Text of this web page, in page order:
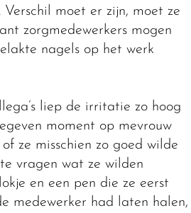
Verschil moet er zijn, moet ze
zorgmedewerkers mogen
nagels op het werk
liep de irritatie zo hoog
moment op mevrouw
ze misschien zo goed wilde
vragen wat ze wilden
en een pen die ze eerst
medewerker had laten halen,